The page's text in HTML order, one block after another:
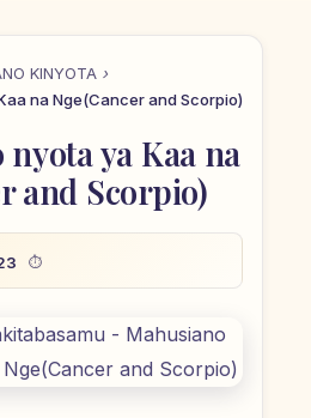
KINYOTA
na Nge(Cancer and Scorpio)
ya Kaa na
and Scorpio)